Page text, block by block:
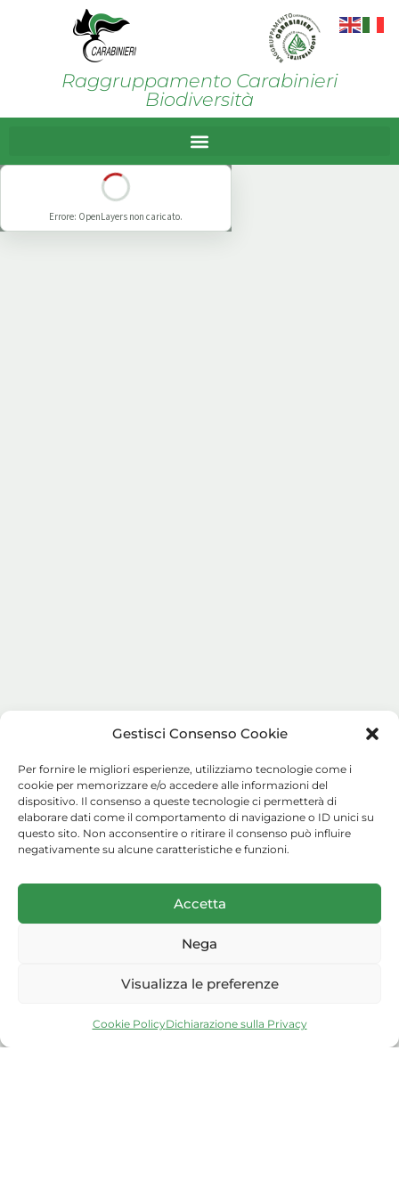
Gestisci Consenso Cookie
Per fornire le migliori esperienze, utilizziamo tecnologie come i
cookie per memorizzare e/o accedere alle informazioni del
dispositivo. Il consenso a queste tecnologie ci permetterà di
elaborare dati come il comportamento di navigazione o ID unici su
questo sito. Non acconsentire o ritirare il consenso può influire
negativamente su alcune caratteristiche e funzioni.
Accetta
Nega
Visualizza le preferenze
Cookie PolicyDichiarazione sulla Privacy
Raggruppamento Carabinieri
Biodiversità